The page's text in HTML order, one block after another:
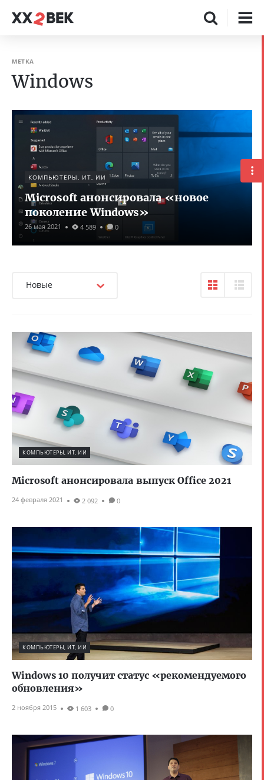
МЕТКА
Windows
КОМПЬЮТЕРЫ, ИТ, ИИ
Microsoft анонсировала «новое
поколение Windows»
26 мая 2021 4 589 0
Новые
КОМПЬЮТЕРЫ, ИТ, ИИ
Microsoft анонсировала выпуск Office 2021
24 февраля 2021 2 092 0
КОМПЬЮТЕРЫ, ИТ, ИИ
Windows 10 получит статус «рекомендуемого
обновления»
2 ноября 2015 1 603 0